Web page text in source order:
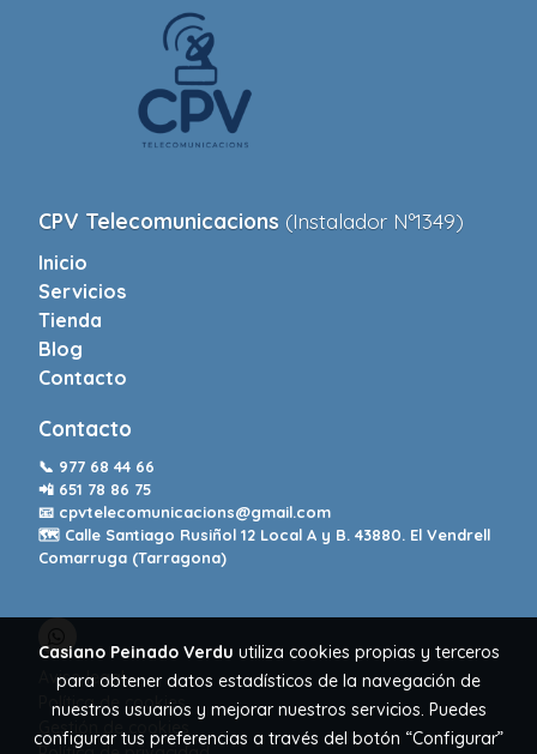
CPV Telecomunicacions (Instalador Nº1349)
Inicio
Servicios
Tienda
Blog
Contacto
Contacto
📞 977 68 44 66
📲 651 78 86 75
📧 cpvtelecomunicacions@gmail.com
🗺️ Calle Santiago Rusiñol 12 Local A y B. 43880. El Vendrell
Comarruga (Tarragona)
Aviso legal
Política de cookies
Gestión de cookies
Casiano Peinado Verdu utiliza cookies propias y terceros
para obtener datos estadísticos de la navegación de
nuestros usuarios y mejorar nuestros servicios. Puedes
configurar tus preferencias a través del botón “Configurar”